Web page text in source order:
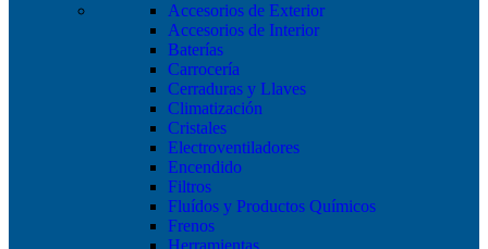
Accesorios de Exterior
Accesorios de Interior
Baterías
Carrocería
Cerraduras y Llaves
Climatización
Cristales
Electroventiladores
Encendido
Filtros
Fluídos y Productos Químicos
Frenos
Herramientas